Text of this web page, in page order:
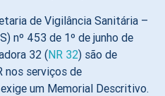
de Vigilância Sanitária –
nº 453 de 1º de junho de
32 (NR 32) são de
nos serviços de
um Memorial Descritivo.